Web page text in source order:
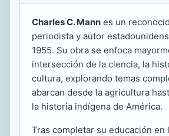
Charles C. Mann es un
periodista y autor
1955. Su obra se enfoca
intersección de la ciencia, la
cultura, explorando temas
abarcan desde la agricultura
la historia indígena de América.
Tras completar su educación en